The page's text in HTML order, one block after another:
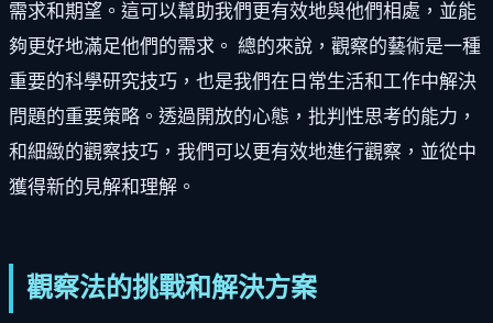
需求和期望。這可以幫助我們更有效地與他們相處，並能
夠更好地滿足他們的需求。 總的來說，觀察的藝術是一種
重要的科學研究技巧，也是我們在日常生活和工作中解決
問題的重要策略。透過開放的心態，批判性思考的能力，
和細緻的觀察技巧，我們可以更有效地進行觀察，並從中
獲得新的見解和理解。
觀察法的挑戰和解決方案